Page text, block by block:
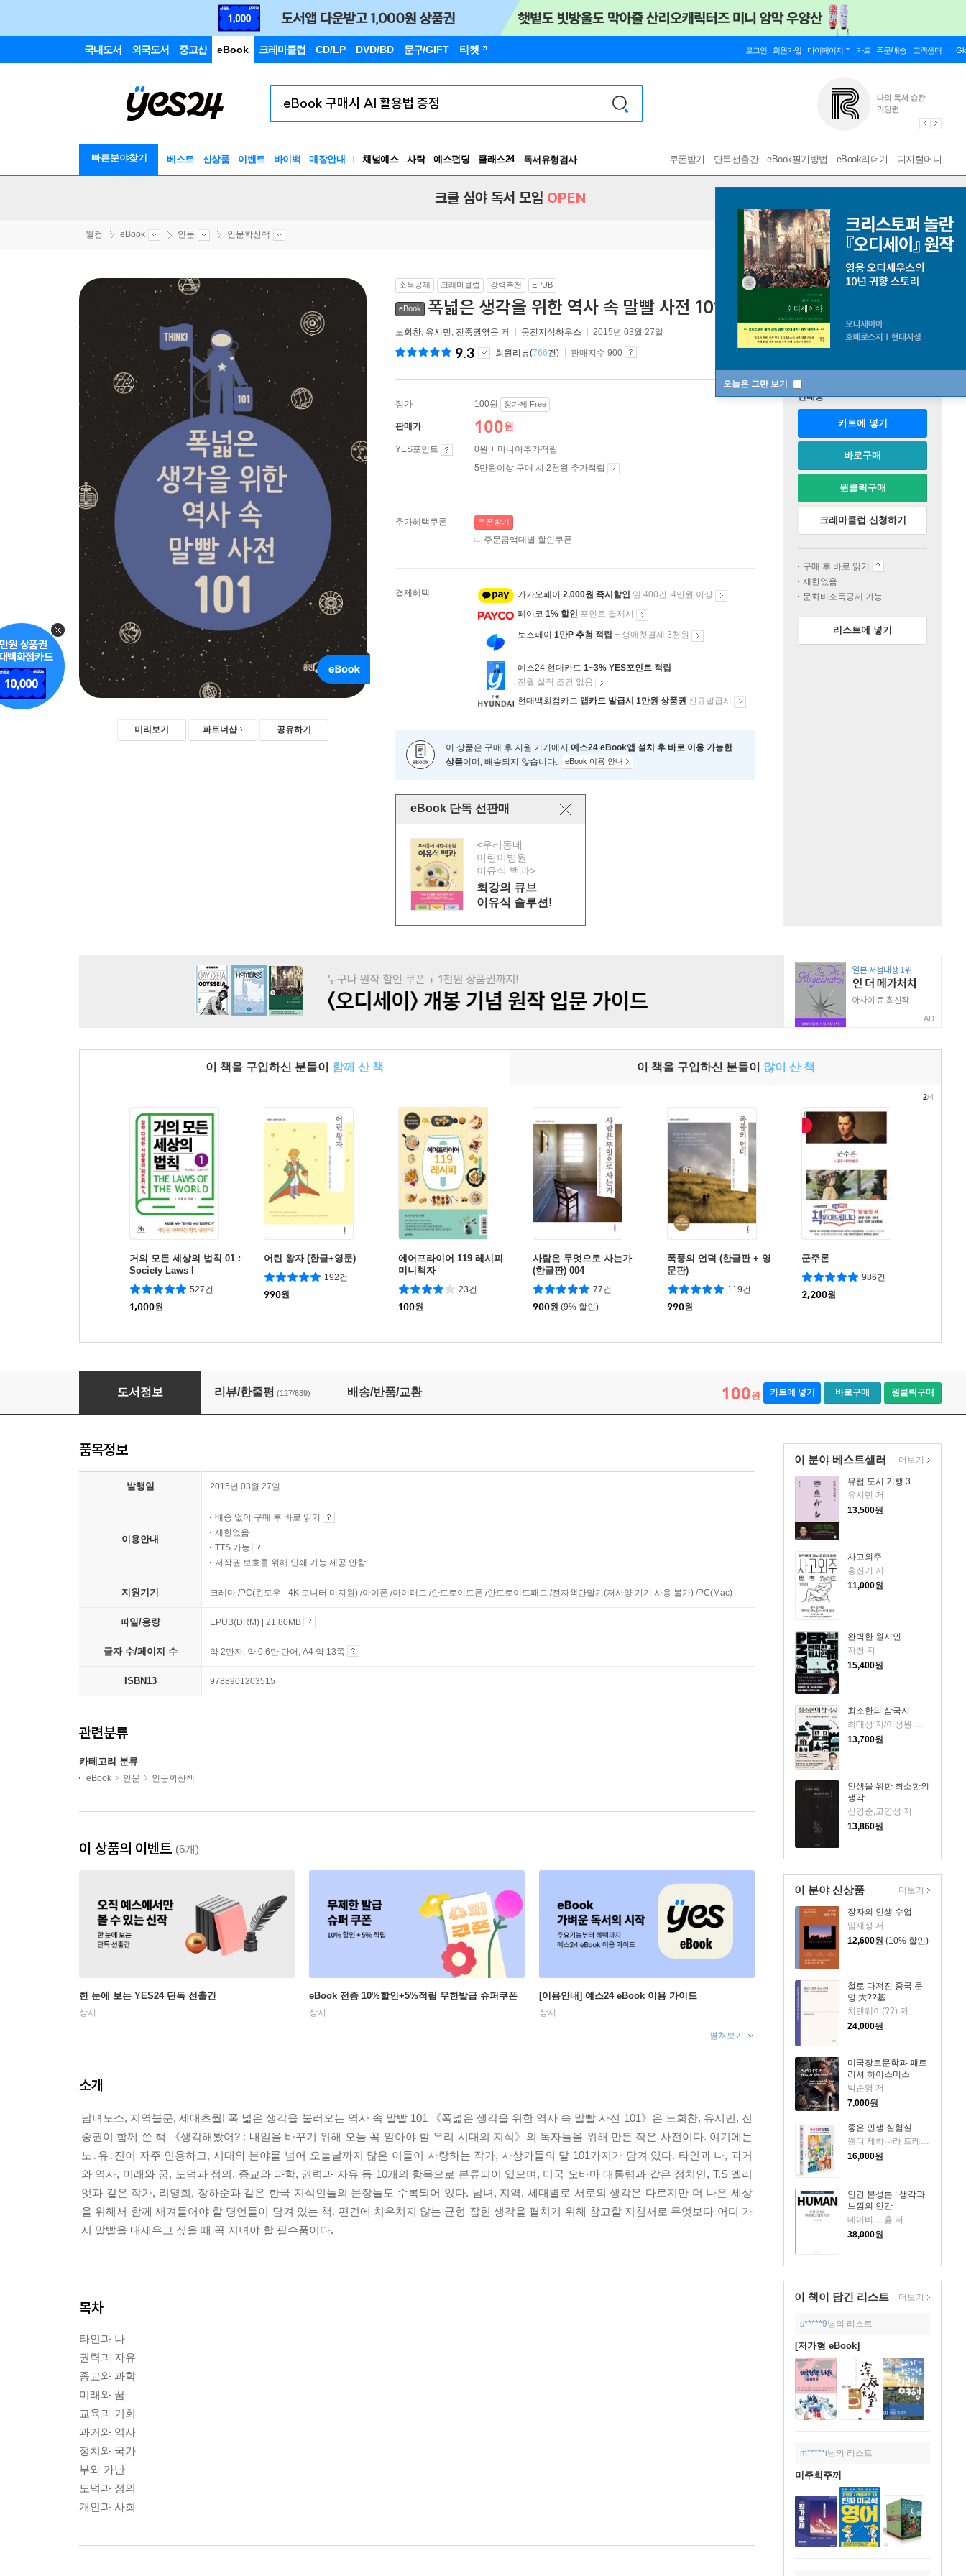
국내도서 외국도서 중고샵 eBook 크레마클럽 CD/LP DVD/BD 문구/GIFT 티켓 로그인 회원가입 마이페이지 카트 주문/배송 고객센터
빠른분야찾기 베스트 신상품 이벤트 바이백 매장안내 채널예스 사락 예스펀딩 클래스24
독서유형검사
RBTI Lab
쿠폰받기 단독선출간 eBook필기방법 eBook리더기 디지털머니
오늘은 그만 보기
크클 심야 독서 모임 OPEN
웰컴 eBook 인문 인문학산책
미리보기 파트너샵 공유하기
소득공제 크레마클럽 강력추천 EPUB
eBook 폭넓은 생각을 위한 역사 속 말빨 사전 101
노회찬, 유시민 , 진중권엮음 저 웅진지식하우스 2015년 03월 27일
9.3 회원리뷰(766건) 판매지수 900
정가 100원 정가제 Free
판매가 100원
YES포인트
0원 + 마니아추가적립
5만원이상 구매 시 2천원 추가적립
추가혜택쿠폰 쿠폰받기
주문금액대별 할인쿠폰
결제혜택 카카오페이 2,000원 즉시할인 일 400건, 4만원 이상
페이코 1% 할인 포인트 결제시
토스페이 1만P 추첨 적립 + 생애첫결제 3천원
예스24 현대카드 1~3% YES포인트 적립
전월 실적 조건 없음
현대백화점카드 앱카드 발급시 1만원 상품권 신규발급시
이 상품은 구매 후 지원 기기에서 예스24 eBook앱 설치 후 바로 이용 가능한
상품이며, 배송되지 않습니다. eBook 이용 안내
eBook 단독 선판매
<우리동네
어린이병원
이유식 백과>
최강의 큐브
이유식 솔루션!
판매중
카트에 넣기
바로구매
원클릭구매
크레마클럽 신청하기
구매 후 바로 읽기
제한없음
문화비소득공제 가능
리스트에 넣기
AD
이 책을 구입하신 분들이 함께 산 책 이 책을 구입하신 분들이 많이 산 책
거의 모든 세상의 법칙 01 :
Society Laws I
527건
1,000원
어린 왕자 (한글+영문)
192건
990원
에어프라이어 119 레시피
미니책자
23건
100원
사람은 무엇으로 사는가
(한글판) 004
77건
900원 (9% 할인)
폭풍의 언덕 (한글판 + 영
문판)
119건
990원
군주론
986건
2,200원
2/4
폭넓은 생각을 위한 역사 속 말빨 사전 101
도서정보 리뷰/한줄평 (127/639) 배송/반품/교환 100원 카트에 넣기 바로구매 원클릭구매
이 분야 베스트셀러
유럽 도시 기행 3
유시민 저
13,500원
사고외주
홍진기 저
11,000원
완벽한 원시인
자청 저
15,400원
최소한의 삼국지
최태성 저/이성원 감수
13,700원
인생을 위한 최소한의
생각
신영준,고영성 저
13,860원
더보기
이 분야 신상품
장자의 인생 수업
임재성 저
12,600원 (10% 할인)
철로 다져진 중국 문
명 大??基
치엔웨이(??) 저
24,000원
미국장르문학과 패트
리셔 하이스미스
박순영 저
7,000원
좋은 인생 실험실
웬디 제하나라 트레메인 저/황근하 역
16,000원
인간 본성론 : 생각과
느낌의 인간
데이비드 흄 저
38,000원
더보기
이 책이 담긴 리스트 더보기
s*****9님의 리스트
[저가형 eBook]
m*****i님의 리스트
미주희주꺼
품목정보
발행일 2015년 03월 27일
이용안내
배송 없이 구매 후 바로 읽기
제한없음
TTS 가능
저작권 보호를 위해 인쇄 기능 제공 안함
지원기기 크레마 /PC(윈도우 - 4K 모니터 미지원) /아이폰 /아이패드 /안드로이드폰 /안드로이드패드 /전자책단말기(저사양 기기 사용 불가) /PC(Mac)
파일/용량 EPUB(DRM) | 21.80MB
글자 수/페이지 수 약 2만자, 약 0.6만 단어, A4 약 13쪽
ISBN13 9788901203515
관련분류
카테고리 분류
eBook 인문 인문학산책
이 상품의 이벤트 (6개)
한 눈에 보는 YES24 단독 선출간
상시
eBook 전종 10%할인+5%적립 무한발급 슈퍼쿠폰
상시
[이용안내] 예스24 eBook 이용 가이드
상시
펼쳐보기
소개
남녀노소, 지역불문, 세대초월! 폭 넓은 생각을 불러오는 역사 속 말빨 101 《폭넓은 생각을 위한 역사 속 말빨 사전 101》은 노회찬, 유시민, 진
중권이 함께 쓴 책 《생각해봤어? : 내일을 바꾸기 위해 오늘 꼭 알아야 할 우리 시대의 지식》의 독자들을 위해 만든 작은 사전이다. 여기에는
노․유․진이 자주 인용하고, 시대와 분야를 넘어 오늘날까지 많은 이들이 사랑하는 작가, 사상가들의 말 101가지가 담겨 있다. 타인과 나, 과거
와 역사, 미래와 꿈, 도덕과 정의, 종교와 과학, 권력과 자유 등 10개의 항목으로 분류되어 있으며, 미국 오바마 대통령과 같은 정치인, T.S 엘리
엇과 같은 작가, 리영희, 장하준과 같은 한국 지식인들의 문장들도 수록되어 있다. 남녀, 지역, 세대별로 서로의 생각은 다르지만 더 나은 세상
을 위해서 함께 새겨들어야 할 명언들이 담겨 있는 책. 편견에 치우치지 않는 균형 잡힌 생각을 펼치기 위해 참고할 지침서로 무엇보다 어디 가
서 말빨을 내세우고 싶을 때 꼭 지녀야 할 필수품이다.
목차
타인과 나
권력과 자유
종교와 과학
미래와 꿈
교육과 기회
과거와 역사
정치와 국가
부와 가난
도덕과 정의
개인과 사회